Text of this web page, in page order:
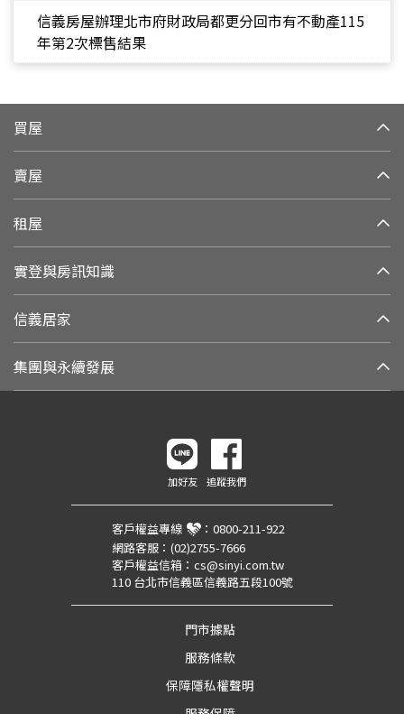
信義房屋辦理北市府財政局都更分回市有不動產115
年第2次標售結果
買屋
賣屋
租屋
實登與房訊知識
信義居家
集團與永續發展
加好友 追蹤我們
客戶權益專線 ： 0800-211-922
網路客服： (02)2755-7666
客戶權益信箱： cs@sinyi.com.tw
110 台北市信義區信義路五段100號
門市據點
服務條款
保障隱私權聲明